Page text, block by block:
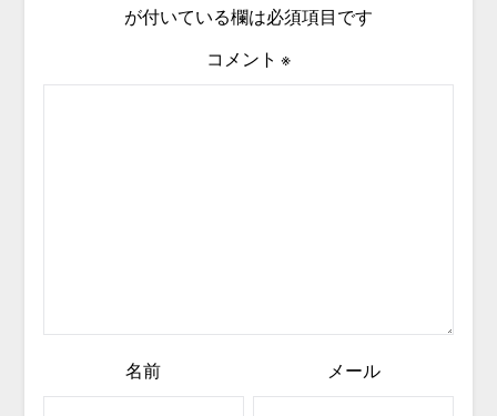
が付いている欄は必須項目です
コメント ※
名前 メール